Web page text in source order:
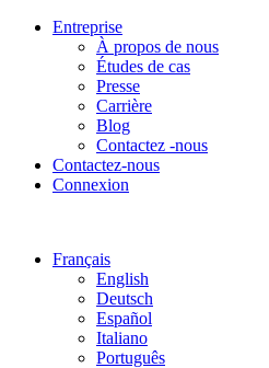
Entreprise
À propos de nous
Études de cas
Presse
Carrière
Blog
Contactez -nous
Contactez-nous
Connexion
Français
English
Deutsch
Español
Italiano
Português